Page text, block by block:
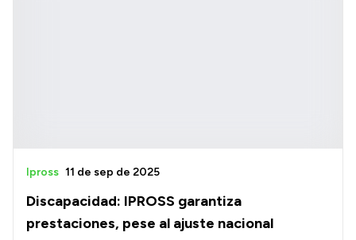
Discapacidad: IPROSS garantiza
prestaciones, pese al ajuste nacional
Ipross 11 de sep de 2025